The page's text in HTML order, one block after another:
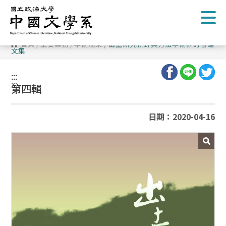
跳
到
主
要
內
容
區
首頁/主要業務/學術成果/出土研究視野與方法學術研討會論
文集
:::
:::
第四輯
日期：2020-04-16